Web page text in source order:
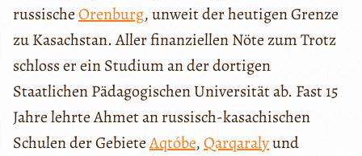
russischeOrenburg, unweit der heutigen Grenze
zu Kasachstan. Aller finanziellen Nöte zum Trotz
schloss er ein Studium an der dortigen
Staatlichen Pädagogischen Universität ab. Fast 15
Jahre lehrte Ahmet an russisch-kasachischen
Schulen der GebieteAqtóbe,Qarqaralyund